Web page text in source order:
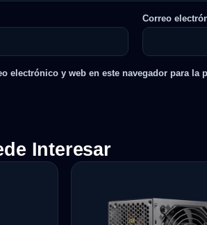
Correo
electrónico y web en este navegador para la
Interesar